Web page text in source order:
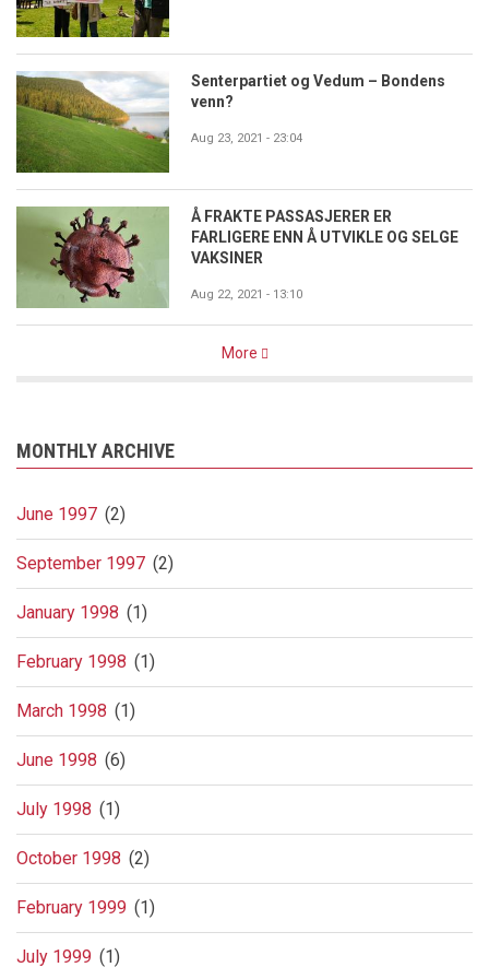
Senterpartiet og Vedum – Bondens
venn?
Aug 23, 2021 - 23:04
Å FRAKTE PASSASJERER ER
FARLIGERE ENN Å UTVIKLE OG SELGE
VAKSINER
Aug 22, 2021 - 13:10
More
MONTHLY ARCHIVE
June 1997 (2)
September 1997 (2)
January 1998 (1)
February 1998 (1)
March 1998 (1)
June 1998 (6)
July 1998 (1)
October 1998 (2)
February 1999 (1)
July 1999 (1)